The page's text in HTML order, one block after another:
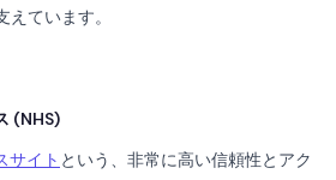
えています。
(NHS)
サイト という、非常に高い信頼性とアク